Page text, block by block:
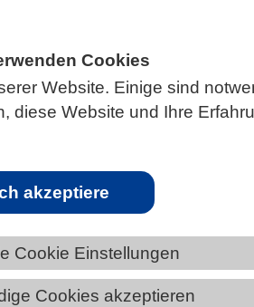
Cookies
Website. Einige sind
diese Website und Ihre
akzeptiere
Cookie Einstellungen
Cookies akzeptieren
VORPOMMERN
winzige Meerestiere
kleinsten und mittleren